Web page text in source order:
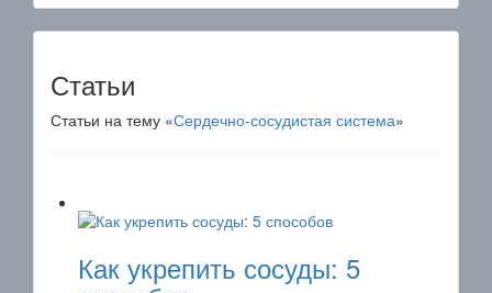
Статьи
Статьи на тему «Сердечно-сосудистая система»
Как укрепить сосуды: 5